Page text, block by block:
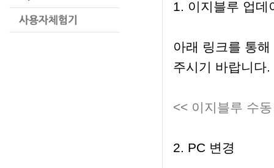
1. 이지블루 업데
아래 링크를 통
주시기 바랍니다.
<< 이지블루 수
2. PC 변경